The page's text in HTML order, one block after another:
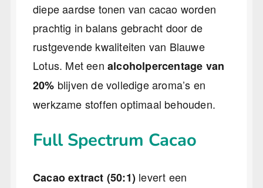
diepe aardse tonen van cacao worden
prachtig in balans gebracht door de
rustgevende kwaliteiten van Blauwe
Lotus. Met een alcoholpercentage van
20% blijven de volledige aroma’s en
werkzame stoffen optimaal behouden.
Full Spectrum Cacao
Cacao extract (50:1) levert een